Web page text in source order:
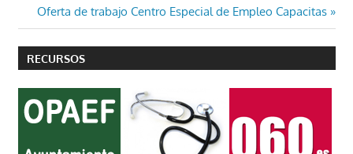
entradas
Entrada
siguiente:
Oferta de trabajo Centro Especial de Empleo Capacitas
RECURSOS